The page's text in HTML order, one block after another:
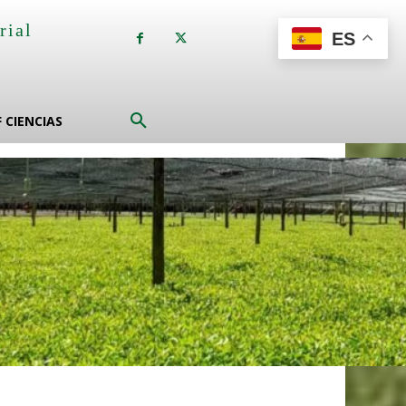
CIENCIAS
ES